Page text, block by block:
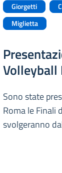
Giorgetti
Miglietta
Volleyball
Sono state
Roma le Finali
svolgeranno